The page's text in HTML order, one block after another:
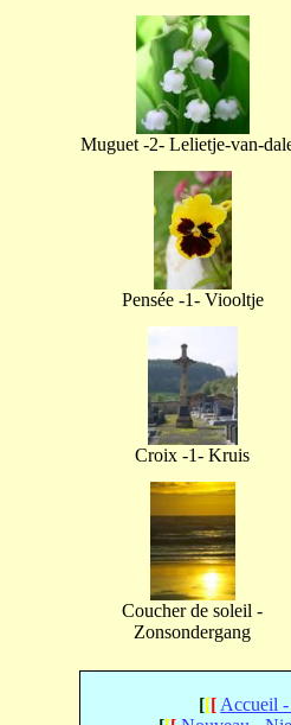
Muguet -2- Lelietje-van-
Pensée -1- Viooltje
Croix -1- Kruis
Coucher de soleil -
Zonsondergang
[[[ Accueil